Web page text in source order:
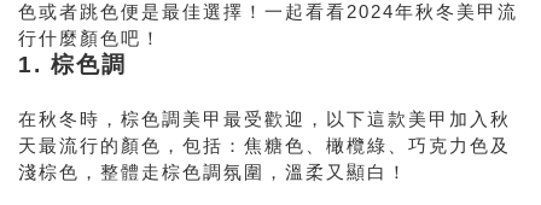
色或者跳色便是最佳選擇！一起看看2024年秋冬美甲流
行什麼顏色吧！
1. 棕色調
在秋冬時，棕色調美甲最受歡迎，以下這款美甲加入秋
天最流行的顏色，包括：焦糖色、橄欖綠、巧克力色及
淺棕色，整體走棕色調氛圍，溫柔又顯白！